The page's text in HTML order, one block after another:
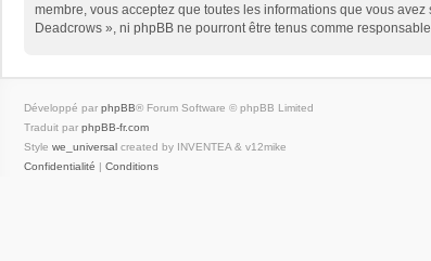
membre, vous acceptez que toutes les informations que vous
Deadcrows », ni phpBB ne pourront être tenus comme
Développé par phpBB® Forum Software © phpBB Limited
Traduit par phpBB-fr.com
Style we_universal created by INVENTEA & v12mike
Confidentialité | Conditions